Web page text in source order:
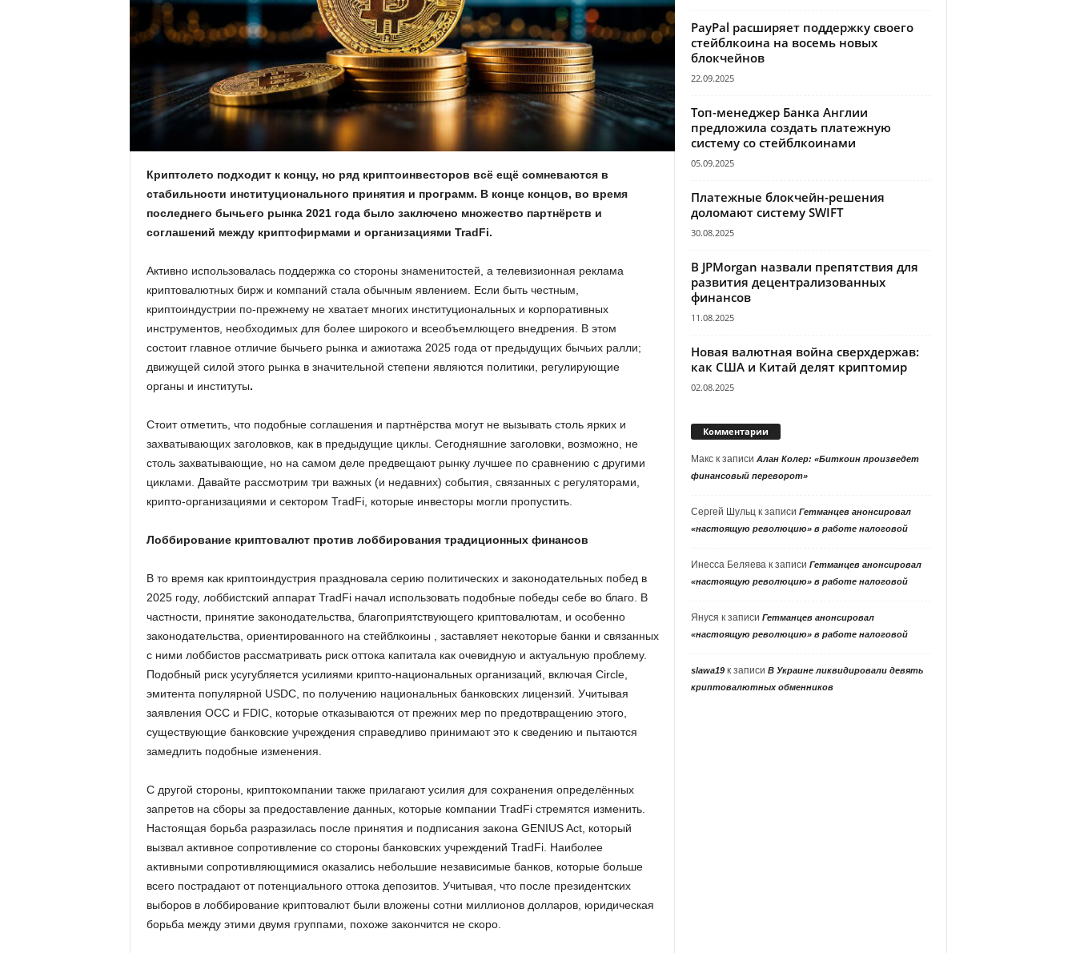
o
.
u
Криптолето подходит к концу, но ряд криптоинвесторов всё ещё сомневаются в
стабильности институционального принятия и программ. В конце концов, во время
последнего бычьего рынка 2021 года было заключено множество партнёрств и
соглашений между криптофирмами и организациями TradFi.
Активно использовалась поддержка со стороны знаменитостей, а телевизионная реклама
криптовалютных бирж и компаний стала обычным явлением. Если быть честным,
криптоиндустрии по-прежнему не хватает многих институциональных и корпоративных
инструментов, необходимых для более широкого и всеобъемлющего внедрения. В этом
состоит главное отличие бычьего рынка и ажиотажа 2025 года от предыдущих бычьих ралли;
движущей силой этого рынка в значительной степени являются политики, регулирующие
органы и институты.
Стоит отметить, что подобные соглашения и партнёрства могут не вызывать столь ярких и
захватывающих заголовков, как в предыдущие циклы. Сегодняшние заголовки, возможно, не
столь захватывающие, но на самом деле предвещают рынку лучшее по сравнению с другими
циклами. Давайте рассмотрим три важных (и недавних) события, связанных с регуляторами,
крипто-организациями и сектором TradFi, которые инвесторы могли пропустить.
Лоббирование криптовалют против лоббирования традиционных финансов
В то время как криптоиндустрия праздновала серию политических и законодательных побед в
2025 году, лоббистский аппарат TradFi начал использовать подобные победы себе во благо. В
частности, принятие законодательства, благоприятствующего криптовалютам, и особенно
законодательства, ориентированного на стейблкоины , заставляет некоторые банки и связанных
с ними лоббистов рассматривать риск оттока капитала как очевидную и актуальную проблему.
Подобный риск усугубляется усилиями крипто-национальных организаций, включая Circle,
эмитента популярной USDC, по получению национальных банковских лицензий. Учитывая
заявления OCC и FDIC, которые отказываются от прежних мер по предотвращению этого,
существующие банковские учреждения справедливо принимают это к сведению и пытаются
замедлить подобные изменения.
С другой стороны, криптокомпании также прилагают усилия для сохранения определённых
запретов на сборы за предоставление данных, которые компании TradFi стремятся изменить.
Настоящая борьба разразилась после принятия и подписания закона GENIUS Act, который
вызвал активное сопротивление со стороны банковских учреждений TradFi. Наиболее
активными сопротивляющимися оказались небольшие независимые банков, которые больше
всего пострадают от потенциального оттока депозитов. Учитывая, что после президентских
выборов в лоббирование криптовалют были вложены сотни миллионов долларов, юридическая
борьба между этими двумя группами, похоже закончится не скоро.
PayPal расширяет поддержку своего
стейблкоина на восемь новых
блокчейнов
22.09.2025
Топ-менеджер Банка Англии
предложила создать платежную
систему со стейблкоинами
05.09.2025
Платежные блокчейн-решения
доломают систему SWIFT
30.08.2025
В JPMorgan назвали препятствия для
развития децентрализованных
финансов
11.08.2025
Новая валютная война сверхдержав:
как США и Китай делят криптомир
02.08.2025
Комментарии
Макск записи Алан Колер: «Биткоин произведет
финансовый переворот»
Сергей Шульцк записи Гетманцев анонсировал
«настоящую революцию» в работе налоговой
Инесса Беляевак записи Гетманцев анонсировал
«настоящую революцию» в работе налоговой
Януся к записи Гетманцев анонсировал
«настоящую революцию» в работе налоговой
slawa19к записи В Украине ликвидировали девять
криптовалютных обменников